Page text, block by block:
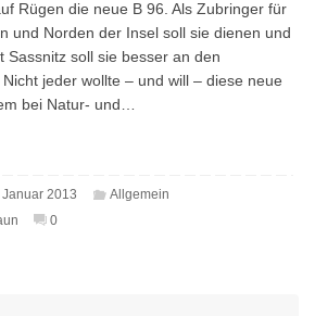
Rügen die neue B 96. Als Zubringer für
und Norden der Insel soll sie dienen und
Sassnitz soll sie besser an den
Nicht jeder wollte – und will – diese neue
bei Natur- und…
Januar 2013
Allgemein
0